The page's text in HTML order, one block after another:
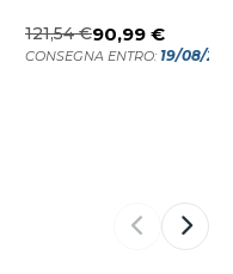
121,54 €90,99 €
CONSEGNA ENTRO: 19/08/